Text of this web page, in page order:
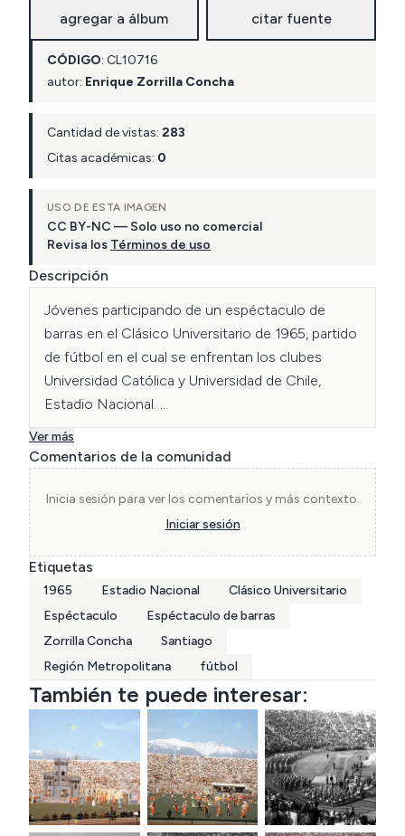
agregar a álbum citar fuente
CÓDIGO: CL10716
autor: Enrique Zorrilla Concha
Cantidad de vistas: 283
Citas académicas: 0
USO DE ESTA IMAGEN
CC BY-NC — Solo uso no comercial
Revisa los Términos de uso
Descripción
Jóvenes participando de un espéctaculo de
barras en el Clásico Universitario de 1965, partido
de fútbol en el cual se enfrentan los clubes
Universidad Católica y Universidad de Chile,
Estadio Nacional.
Fotografía catalogada por Javiera Carrasco y
María Jesús Rodriguez Cid estudiantes de
Licenciatura en Arte y Conservació del
Ver más
Comentarios de la comunidad
Inicia sesión para ver los comentarios y más contexto.
Iniciar sesión
Etiquetas
1965 Estadio Nacional
Clásico Universitario
Espéctaculo
Espéctaculo de barras
Zorrilla Concha
Santiago
Región Metropolitana
fútbol
También te puede interesar: